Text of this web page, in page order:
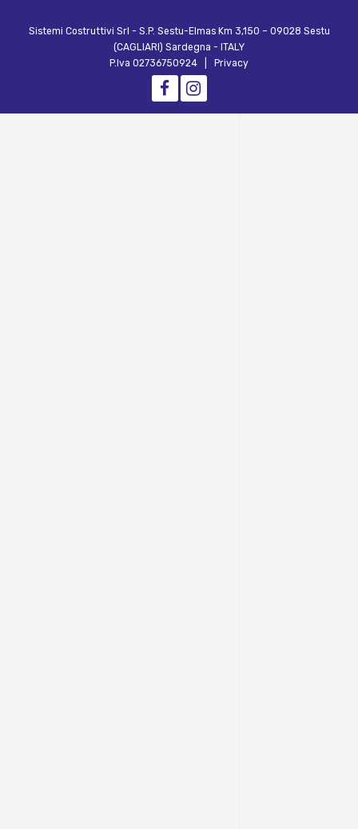
Sistemi Costruttivi Srl - S.P. Sestu-Elmas Km 3,150 – 09028 Sestu
(CAGLIARI) Sardegna - ITALY
P.Iva 02736750924 |
Privacy